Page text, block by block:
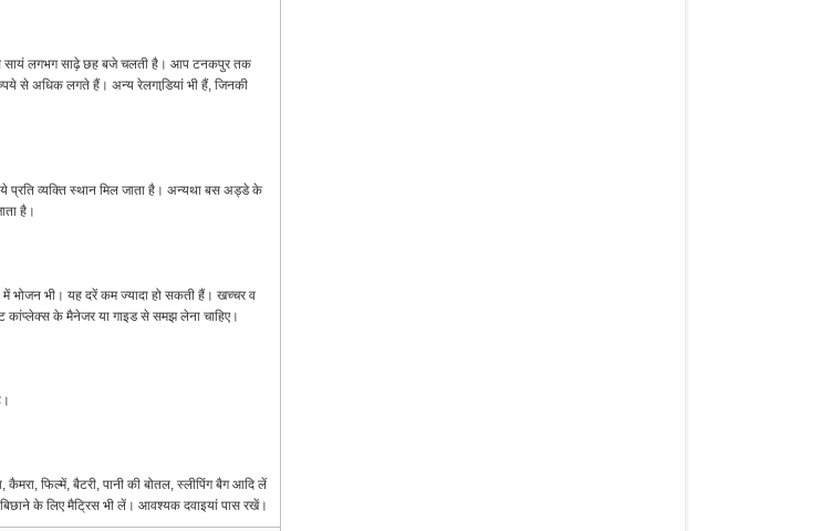
से सायं लगभग साढ़े छह बजे चलती है। आप टनकपुर तक
से अधिक लगते हैं। अन्य रेलगाडि़यां भी हैं, जिनकी
प्रति व्यक्ति स्थान मिल जाता है। अन्यथा बस अड्डे के
है।
भोजन भी। यह दरें कम ज्यादा हो सकती हैं। खच्चर व
के मैनेजर या गाइड से समझ लेना चाहिए।
फिल्में, बैटरी, पानी की बोतल, स्लीपिंग बैग आदि लें
के लिए मैट्रिस भी लें। आवश्यक दवाइयां पास रखें।